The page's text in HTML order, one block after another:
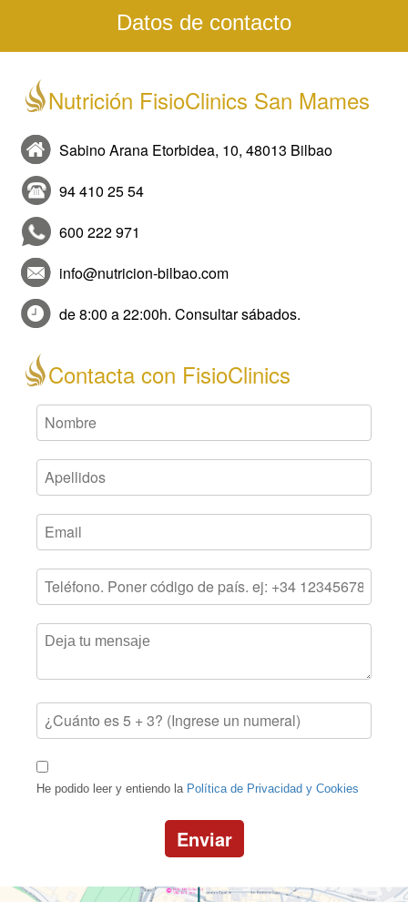
Datos de contacto
Nutrición FisioClinics San Mames
Sabino Arana Etorbidea, 10, 48013 Bilbao
94 410 25 54
600 222 971
info@nutricion-bilbao.com
de 8:00 a 22:00h. Consultar sábados.
Contacta con FisioClinics
He podido leer y entiendo la Política de Privacidad y Cookies
Enviar